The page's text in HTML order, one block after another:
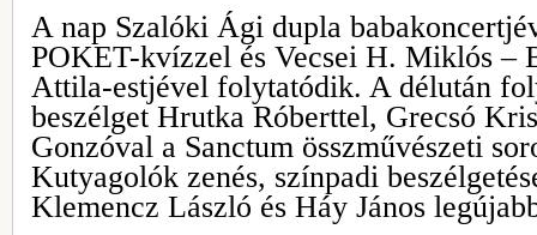
A nap Szalóki Ági dupla
POKET-kvízzel és Vecsei H. Miklós –
Attila-estjével folytatódik. A délután
beszélget Hrutka Róberttel, Grecsó
Gonzóval a Sanctum összművészeti
Kutyagolók zenés, színpadi
Klemencz László és Háy János